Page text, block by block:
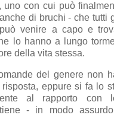
, uno con cui può
di bruchi - che tutti
venire a capo e
lo hanno a lungo
della vita stessa.
del genere non
eppure si fa lo
al rapporto con
- in modo